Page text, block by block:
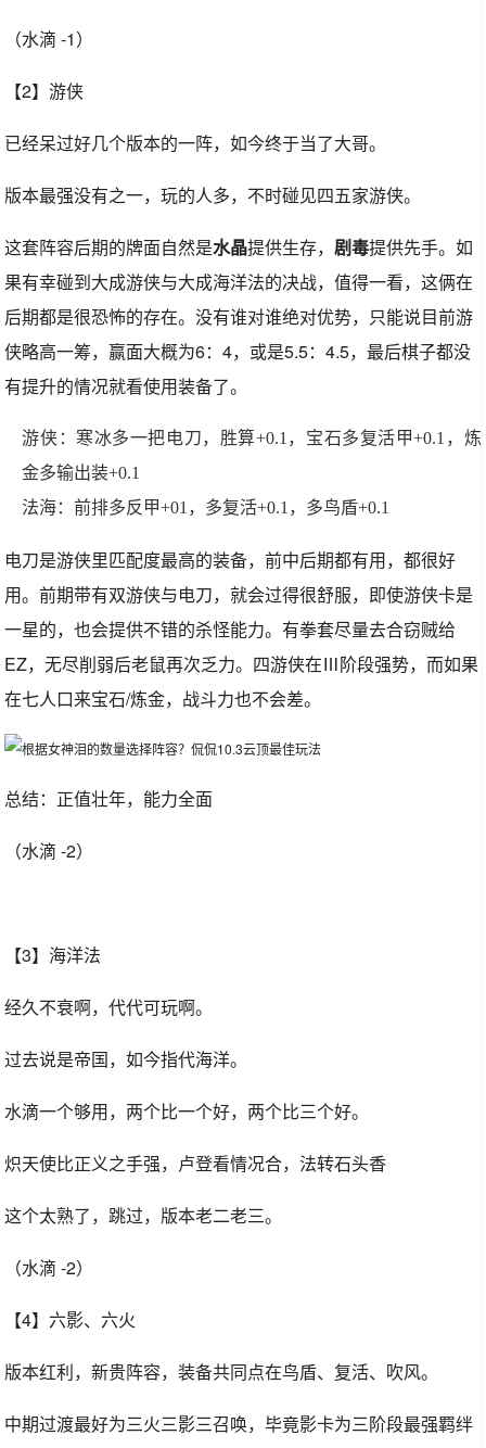
（水滴 -1）
【2】游侠
已经呆过好几个版本的一阵，如今终于当了大哥。
版本最强没有之一，玩的人多，不时碰见四五家游侠。
这套阵容后期的牌面自然是水晶提供生存，剧毒提供先手。如
果有幸碰到大成游侠与大成海洋法的决战，值得一看，这俩在
后期都是很恐怖的存在。没有谁对谁绝对优势，只能说目前游
侠略高一筹，赢面大概为6：4，或是5.5：4.5，最后棋子都没
有提升的情况就看使用装备了。
游侠：寒冰多一把电刀，胜算+0.1，宝石多复活甲+0.1，炼
金多输出装+0.1
法海：前排多反甲+01，多复活+0.1，多鸟盾+0.1
电刀是游侠里匹配度最高的装备，前中后期都有用，都很好
用。前期带有双游侠与电刀，就会过得很舒服，即使游侠卡是
一星的，也会提供不错的杀怪能力。有拳套尽量去合窃贼给
EZ，无尽削弱后老鼠再次乏力。四游侠在Ⅲ阶段强势，而如果
在七人口来宝石/炼金，战斗力也不会差。
总结：正值壮年，能力全面
（水滴 -2）
【3】海洋法
经久不衰啊，代代可玩啊。
过去说是帝国，如今指代海洋。
水滴一个够用，两个比一个好，两个比三个好。
炽天使比正义之手强，卢登看情况合，法转石头香
这个太熟了，跳过，版本老二老三。
（水滴 -2）
【4】六影、六火
版本红利，新贵阵容，装备共同点在鸟盾、复活、吹风。
中期过渡最好为三火三影三召唤，毕竟影卡为三阶段最强羁绊